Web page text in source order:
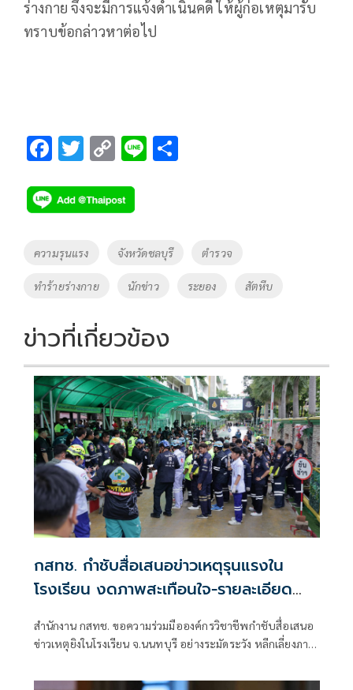
ร่างกาย จึงจะมีการแจ้งดำเนินคดี ให้ผู้ก่อเหตุมารับ
ทราบข้อกล่าวหาต่อไป
F
e
b
o
o
k
T
tt
er
C
p
y
Li
Li
Tags
ความรุนแรง จังหวัดชลบุรี ตำรวจ
ทำร้ายร่างกาย นักข่าว ระยอง สัตหีบ
ข่าวที่เกี่ยวข้อง
กสทช. กำชับสื่อเสนอข่าวเหตุรุนแรงใน
โรงเรียน งดภาพสะเทือนใจ-รายละเอียด
สำนักงาน กสทช. ขอความร่วมมือองค์กรวิชาชีพกำชับสื่อเสนอ
ข่าวเหตุยิงในโรงเรียน จ.นนทบุรี อย่างระมัดระวัง หลีกเลี่ยงภาพ